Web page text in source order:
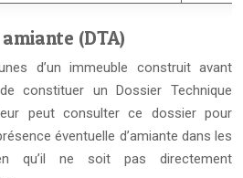
(DTA)
d’un immeuble construit avant
constituer un Dossier Technique
peut consulter ce dossier pour
éventuelle d’amiante dans les
qu’il ne soit pas directement